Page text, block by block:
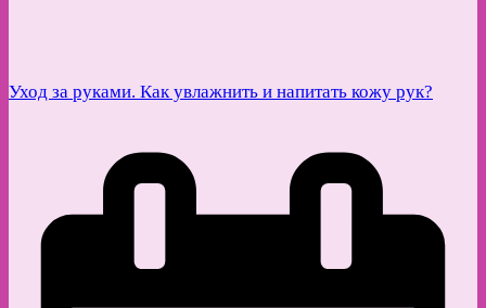
Уход за руками. Как увлажнить и напитать кожу рук?